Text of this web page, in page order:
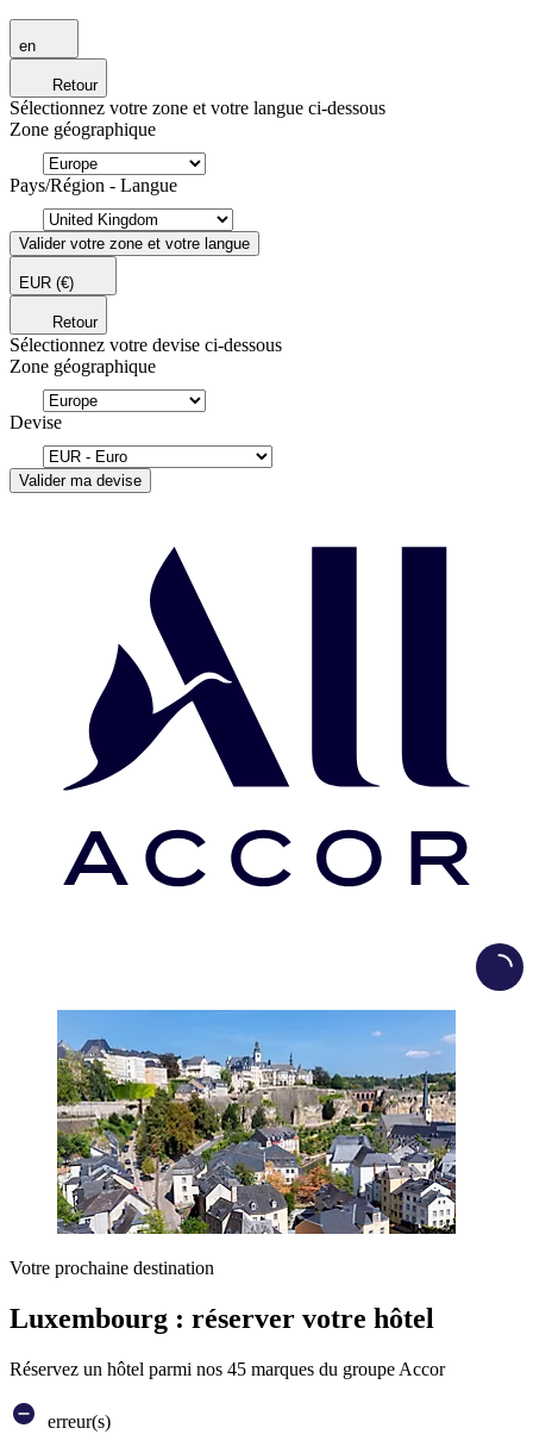
en
Retour
Sélectionnez votre zone et votre langue ci-dessous
Zone géographique
Pays/Région - Langue
Valider votre zone et votre langue
EUR (€)
Retour
Sélectionnez votre devise ci-dessous
Zone géographique
Devise
Valider ma devise
Votre prochaine destination
Luxembourg : réserver votre hôtel
Réservez un hôtel parmi nos 45 marques du groupe Accor
erreur(s)